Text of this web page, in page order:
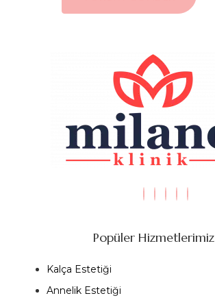
Popüler Hizmetlerimiz
Kalça Estetiği
Annelik Estetiği